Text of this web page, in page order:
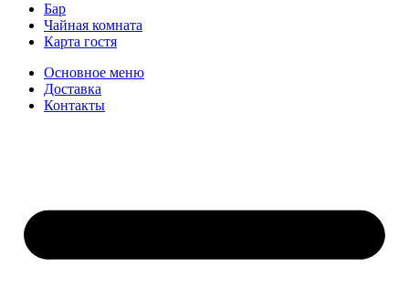
Бар
Чайная комната
Карта гостя
Основное меню
Доставка
Контакты